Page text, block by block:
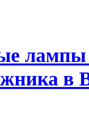
лампы
в